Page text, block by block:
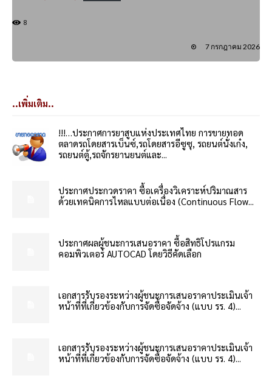
8
7 กรกฎาคม 2026
..เพิ่มเติม..
!!!…ประกาศการยาสูบแห่งประเทศไทย การขายทอด
ตลาดรถโดยสารเบ็นซ์,รถโดยสารอีซูซุ, รถยนต์นั่งเก๋ง,
รถยนต์ตู้,รถจักรยานยนต์และ...
ประกาศประกวดราคา ซื้อเครื่องวิเคราะห์ปริมาณสาร
ด้วยเทคนิคการไหลแบบต่อเนื่อง (Continuous Flow...
ประกาศผลผู้ชนะการเสนอราคา ซื้อสิทธิโปรแกรม
คอมพิวเตอร์ AUTOCAD โดยวิธีคัดเลือก
เอกสารรับรองระหว่างผู้ชนะการเสนอราคาประเมินเจ้า
หน้าที่ที่เกี่ยวข้องกับการจัดซื้อจัดจ้าง (แบบ รร. 4)...
เอกสารรับรองระหว่างผู้ชนะการเสนอราคาประเมินเจ้า
หน้าที่ที่เกี่ยวข้องกับการจัดซื้อจัดจ้าง (แบบ รร. 4)...